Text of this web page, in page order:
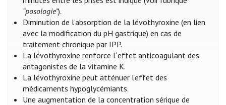
“posologie”).
Diminution de l’absorption de la lévothyroxine (en lien
avec la modification du pH gastrique) en cas de
traitement chronique par IPP.
La lévothyroxine renforce l´effet anticoagulant des
antagonistes de la vitamine K.
La lévothyroxine peut atténuer l’effet des
médicaments hypoglycémiants.
Une augmentation de la concentration sérique de